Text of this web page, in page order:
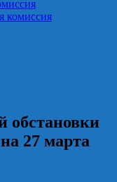
комиссия
обстановки
27 марта